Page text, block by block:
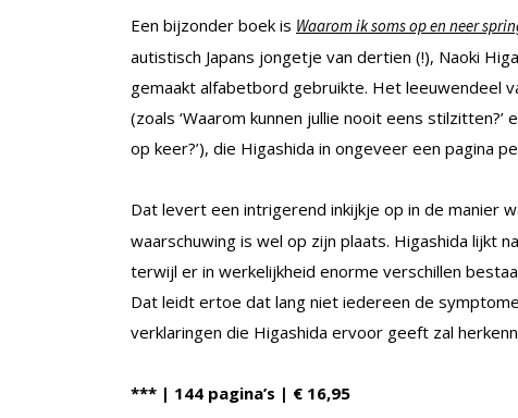
Een bijzonder boek is Waarom ik soms op en neer
autistisch Japans jongetje van dertien (!), Naoki
gemaakt alfabetbord gebruikte. Het leeuwendeel
(zoals ‘Waarom kunnen jullie nooit eens stilzitten?’
op keer?’), die ­Higashida in ongeveer een pagina
Dat levert een intrigerend inkijkje op in de manier
waarschuwing is wel op zijn plaats. Higashida lijkt
terwijl er in werkelijkheid enorme verschillen
Dat leidt ertoe dat lang niet iedereen de
verklaringen die ­Higashida ervoor geeft zal
*** | 144 pagina’s | € 16,95